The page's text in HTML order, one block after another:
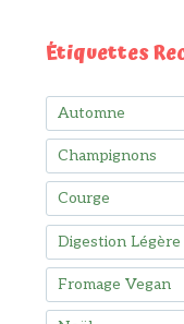
Étiquettes
Automne
Champignons
Courge
Digestion Légère
Fromage Vegan